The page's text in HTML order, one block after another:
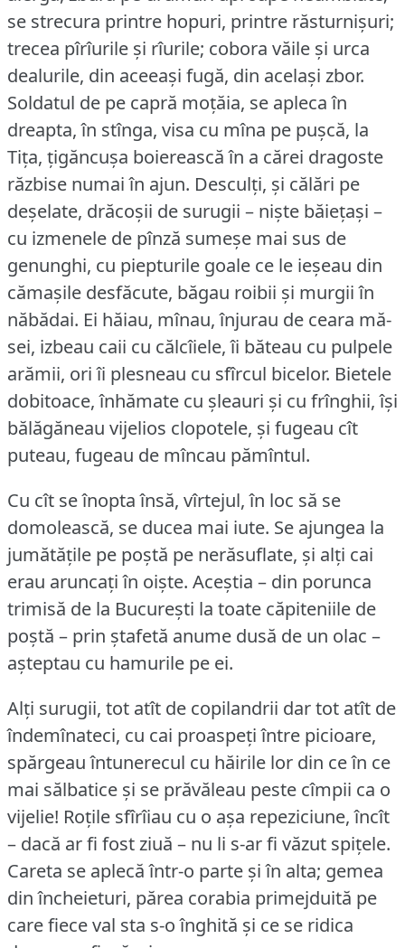
se strecura printre hopuri, printre răsturnișuri;
trecea pîrîurile și rîurile; cobora văile și urca
dealurile, din aceeași fugă, din același zbor.
Soldatul de pe capră moțăia, se apleca în
dreapta, în stînga, visa cu mîna pe pușcă, la
Tița, țigăncușa boierească în a cărei dragoste
răzbise numai în ajun. Desculți, și călări pe
deșelate, drăcoșii de surugii – niște băiețași –
cu izmenele de pînză sumeșe mai sus de
genunghi, cu piepturile goale ce le ieșeau din
cămașile desfăcute, băgau roibii și murgii în
năbădai. Ei hăiau, mînau, înjurau de ceara mă-
sei, izbeau caii cu călcîiele, îi băteau cu pulpele
arămii, ori îi plesneau cu sfîrcul bicelor. Bietele
dobitoace, înhămate cu șleauri și cu frînghii, își
bălăgăneau vijelios clopotele, și fugeau cît
puteau, fugeau de mîncau pămîntul.
Cu cît se înopta însă, vîrtejul, în loc să se
domolească, se ducea mai iute. Se ajungea la
jumătățile pe poștă pe nerăsuflate, și alți cai
erau aruncați în oiște. Aceștia – din porunca
trimisă de la București la toate căpiteniile de
poștă – prin ștafetă anume dusă de un olac –
așteptau cu hamurile pe ei.
Alți surugii, tot atît de copilandrii dar tot atît de
îndemînateci, cu cai proaspeți între picioare,
spărgeau întunerecul cu hăirile lor din ce în ce
mai sălbatice și se prăvăleau peste cîmpii ca o
vijelie! Roțile sfîrîiau cu o așa repeziciune, încît
– dacă ar fi fost ziuă – nu li s-ar fi văzut spițele.
Careta se aplecă într-o parte și în alta; gemea
din încheieturi, părea corabia primejduită pe
care fiece val sta s-o înghită și ce se ridica